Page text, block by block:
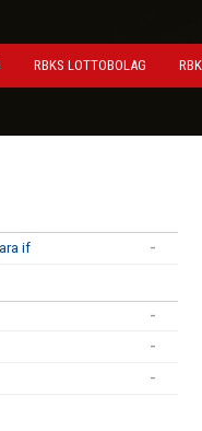
RBKS LOTTOBOLAG
if -
-
-
-